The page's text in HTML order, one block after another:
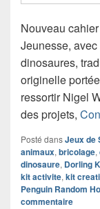
Nouveau
Jeunesse,
dinosaures,
originelle
ressortir Nigel
des projets,
Posté dansJeux de
animaux,bricolage,
dinosaure, Dorling
kit activite,kit
Penguin Random
commentaire